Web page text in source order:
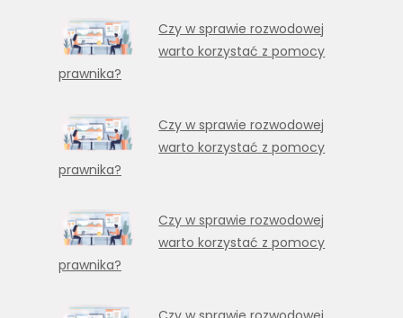
Czy w sprawie rozwodowej
warto korzystać z pomocy
prawnika?
Czy w sprawie rozwodowej
warto korzystać z pomocy
prawnika?
Czy w sprawie rozwodowej
warto korzystać z pomocy
prawnika?